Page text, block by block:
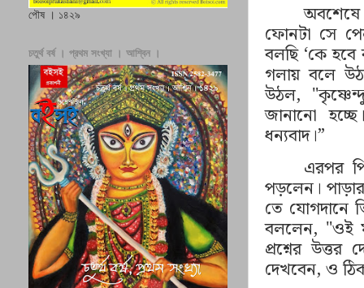
ফোনটা সে
বলছি ‘কে হবে
গলায় বলে
উঠল, "
জানানো
ধন্যবাদ।”
এরপর
পড়লেন।
তে যোগদানে
বললেন, "ওই
প্রশ্নের উত্তর
দেখবেন, ও
পৌষ । ১৪২৯
চতুর্থ বর্ষ । প্রথম সংখ্যা । আশ্বিন ।